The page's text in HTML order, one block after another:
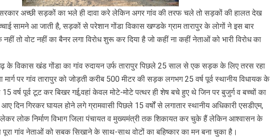
अच्छी सड़कों का भले ही दावा करे लेकिन अगर गांव की तरफ चले तो सड़कों की हालत देख
सामने आ जाती है, सड़कों से परेशान गोंडा विकास खण्डके ग्राम तारापुर के लोगों ने इस बार
तो वोट नहीं का बैनर लगा विरोध शुरू कर दिया है जो कहीं ना कहीं नेताओं को भारी विरोध का
के विकास खंड गोंडा का गांव रुदायन उर्फ तारापुर पिछले 25 साल से एक सड़क के लिए तरस रहा
मार्ग पर गांव तारापुर को जोड़ती करीब 500 मीटर की सड़क लगभग 25 वर्ष पूर्व स्थानीय विधायक के
वर्ष पूर्व टूट कर बिखर गई,वहां केवल मोटे-मोटे पत्थर ही शेष बचे हुए थे जिन पर बुजुर्ग व बच्चों का
दिन गिरकर घायल होने लगे ग्रामवासी पिछले 15 वर्षों से लगातार स्थानीय अधिकारी एसडीएम,
लोक निर्माण विभाग जिला पंचायत व मुख्यमंत्री तक शिकायत कर चुके हैं लेकिन आश्वासन के
गांव नेताओं को सबक सिखाने के साथ-साथ वोटों का बहिष्कार का मन बना चुका है।